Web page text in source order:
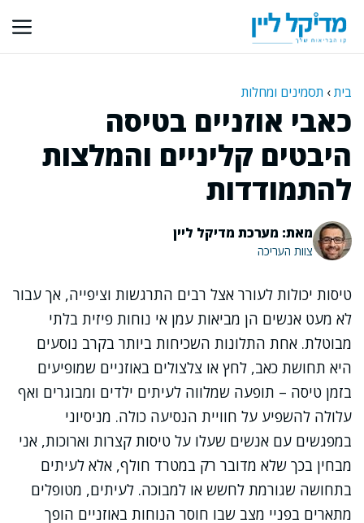
לתוכן
בית› תסמינים ומחלות
כאבי אוזניים בטיסה
היבטים קליניים והמלצות
להתמודדות
מאת: מערכת מדיקל ליין
צוות העריכה
טיסות יכולות לעורר אצל רבים התרגשות וציפייה, אך עבור
לא מעט אנשים הן מביאות עמן אי נוחות פיזית בלתי
מבוטלת. אחת התלונות השכיחות ביותר בקרב נוסעים
היא תחושת כאב, לחץ או צלצולים באוזניים שמופיעים
בזמן טיסה – תופעה שמלווה לעיתים ילדים ומבוגרים ואף
עלולה להשפיע על חוויית הנסיעה כולה. מניסיוני
במפגשים עם אנשים שעלו על טיסות קצרות וארוכות, אני
מבחין בכך שלא מדובר רק במטרד חולף, אלא לעיתים
בתחושה שגורמת לחשש או למבוכה. לעיתים, מטופלים
מתארים בפניי מצב שבו חוסר הנוחות באוזניים הופך